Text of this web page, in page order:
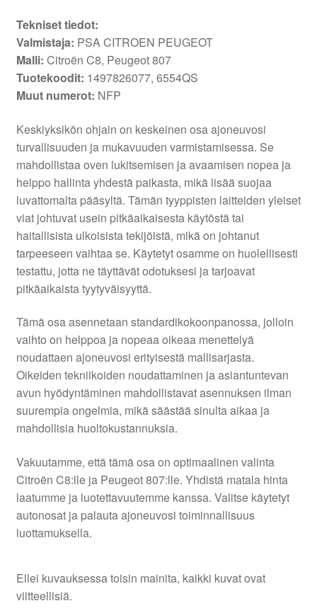
Tekniset tiedot:
Valmistaja: PSA CITROEN PEUGEOT
Malli: Citroën C8, Peugeot 807
Tuotekoodit: 1497826077, 6554QS
Muut numerot: NFP
Keskiyksikön ohjain on keskeinen osa ajoneuvosi
turvallisuuden ja mukavuuden varmistamisessa. Se
mahdollistaa oven lukitsemisen ja avaamisen nopea ja
helppo hallinta yhdestä paikasta, mikä lisää suojaa
luvattomalta pääsyltä. Tämän tyyppisten laitteiden yleiset
viat johtuvat usein pitkäaikaisesta käytöstä tai
haitallisista ulkoisista tekijöistä, mikä on johtanut
tarpeeseen vaihtaa se. Käytetyt osamme on huolellisesti
testattu, jotta ne täyttävät odotuksesi ja tarjoavat
pitkäaikaista tyytyväisyyttä.
Tämä osa asennetaan standardikokoonpanossa, jolloin
vaihto on helppoa ja nopeaa oikeaa menettelyä
noudattaen ajoneuvosi erityisestä mallisarjasta.
Oikeiden tekniikoiden noudattaminen ja asiantuntevan
avun hyödyntäminen mahdollistavat asennuksen ilman
suurempia ongelmia, mikä säästää sinulta aikaa ja
mahdollisia huoltokustannuksia.
Vakuutamme, että tämä osa on optimaalinen valinta
Citroën C8:lle ja Peugeot 807:lle. Yhdistä matala hinta
laatumme ja luotettavuutemme kanssa. Valitse käytetyt
autonosat ja palauta ajoneuvosi toiminnallisuus
luottamuksella.
Ellei kuvauksessa toisin mainita, kaikki kuvat ovat
viitteellisiä.